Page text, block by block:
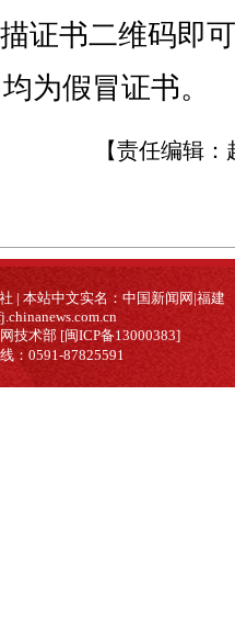
证书二维码即
为假冒证书。
【责任编辑：
| 本站中文实名：中国新闻网|福建
技术部 [闽ICP备13000383]
：0591-87825591